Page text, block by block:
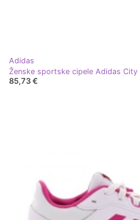
Adidas
Ženske sportske cipele Adidas City
85,73 €